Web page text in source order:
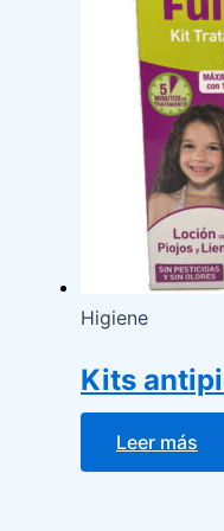
Higiene
Kits
Leer más